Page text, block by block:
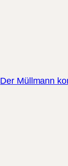
Der Müllmann